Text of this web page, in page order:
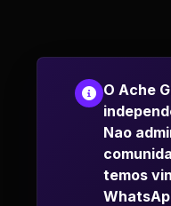
O Ache
Nao
temos